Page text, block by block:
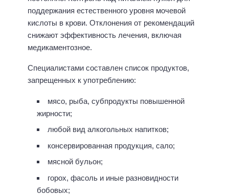
поддержания естественного уровня мочевой
кислоты в крови. Отклонения от рекомендаций
снижают эффективность лечения, включая
медикаментозное.
Специалистами составлен список продуктов,
запрещенных к употреблению:
мясо, рыба, субпродукты повышенной
жирности;
любой вид алкогольных напитков;
консервированная продукция, сало;
мясной бульон;
горох, фасоль и иные разновидности
бобовых;